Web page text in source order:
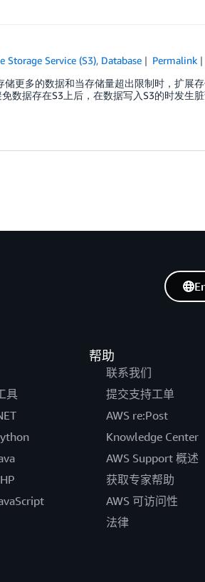
Storage Service (S3), Database Permalink
更多的数据和当存储量超出限制时，扩展
数据存在S3上后，在数据写入S3的时发生
具
帮助
联系我们
提交支持工单
AWS re:Post
Knowledge Center
AWS Support 概述
获取专家帮助
AWS 可访问性
法律